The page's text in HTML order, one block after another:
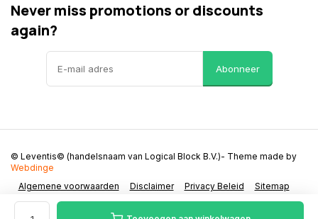
Never miss promotions or discounts
again?
Abonneer
Algemene voorwaarden Disclaimer Privacy Beleid Sitemap
© Leventis© (handelsnaam van Logical Block B.V.)- Theme made by
Webdinge